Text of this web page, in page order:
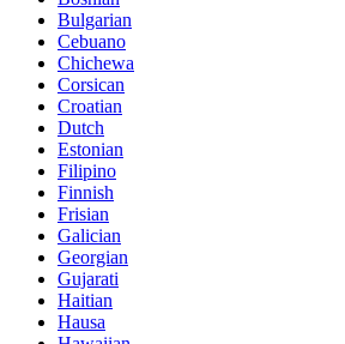
Bulgarian
Cebuano
Chichewa
Corsican
Croatian
Dutch
Estonian
Filipino
Finnish
Frisian
Galician
Georgian
Gujarati
Haitian
Hausa